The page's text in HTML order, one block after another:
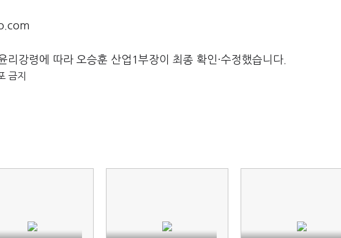
리강령에 따라 오승훈 산업1부장이 최종 확인·수정했습니다.
금지